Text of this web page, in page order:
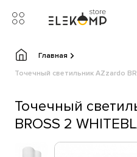
Главная
Точечный светильник AZzardo
Точечный
BROSS 2